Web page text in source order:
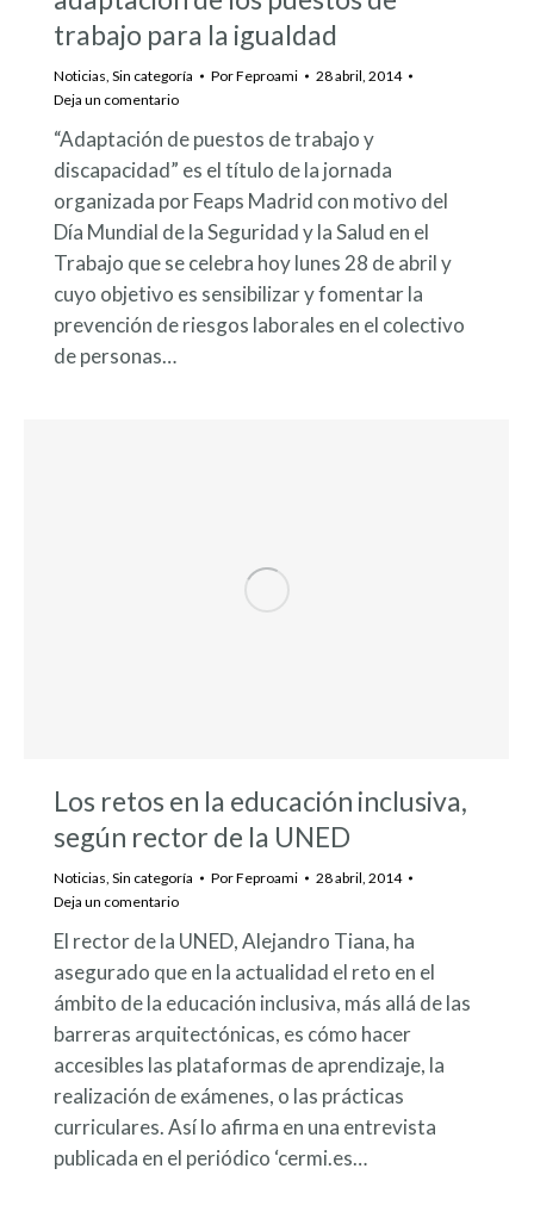
trabajo para la igualdad
Noticias Sin categoría PorFeproami
28 abril, 2014
Deja un comentario
“Adaptación de puestos de trabajo y
discapacidad” es el título de la jornada
organizada por Feaps Madrid con motivo del
Día Mundial de la Seguridad y la Salud en el
Trabajo que se celebra hoy lunes 28 de abril y
cuyo objetivo es sensibilizar y fomentar la
prevención de riesgos laborales en el colectivo
de personas…
Los retos en la educación inclusiva,
según rector de la UNED
Noticias Sin categoría PorFeproami
28 abril, 2014
Deja un comentario
El rector de la UNED, Alejandro Tiana, ha
asegurado que en la actualidad el reto en el
ámbito de la educación inclusiva, más allá de las
barreras arquitectónicas, es cómo hacer
accesibles las plataformas de aprendizaje, la
realización de exámenes, o las prácticas
curriculares. Así lo afirma en una entrevista
publicada en el periódico ‘cermi.es…